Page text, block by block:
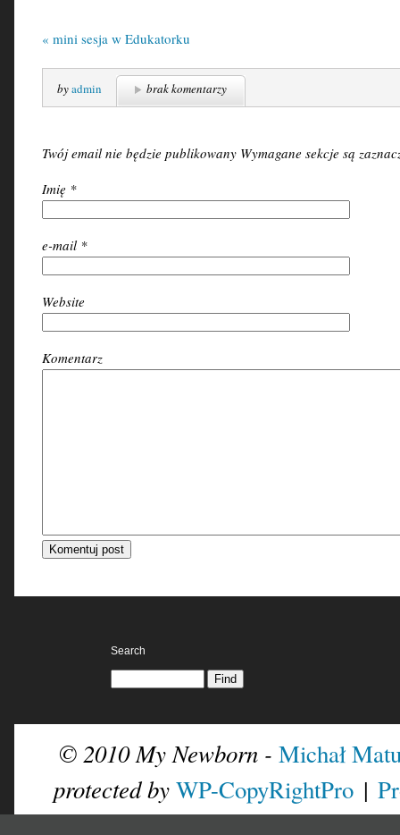
« mini sesja w Edukatorku
byadmin brak komentarzy
Twój email nie będzie publikowany Wymagane sekcje są
Imię *
e-mail *
Website
Komentarz
Search
© 2010 My Newborn - Michał
protected byWP-CopyRightPro |